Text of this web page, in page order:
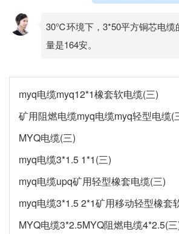
30℃环境下，3*50平方铜芯电缆
量是164安。
myq电缆myq12*1橡套软电缆(三)
矿用阻燃电缆myq电缆myq轻型电缆(
MYQ电缆(三)
myq电缆3*1.5 1*1(三)
myq电缆upq矿用轻型橡套电缆(三)
myq电缆3*1.5 2*1矿用移动轻型橡套
MYQ电缆3*2.5MYQ阻燃电缆4*2.5(